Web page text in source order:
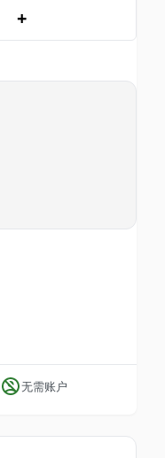
+
无需账户